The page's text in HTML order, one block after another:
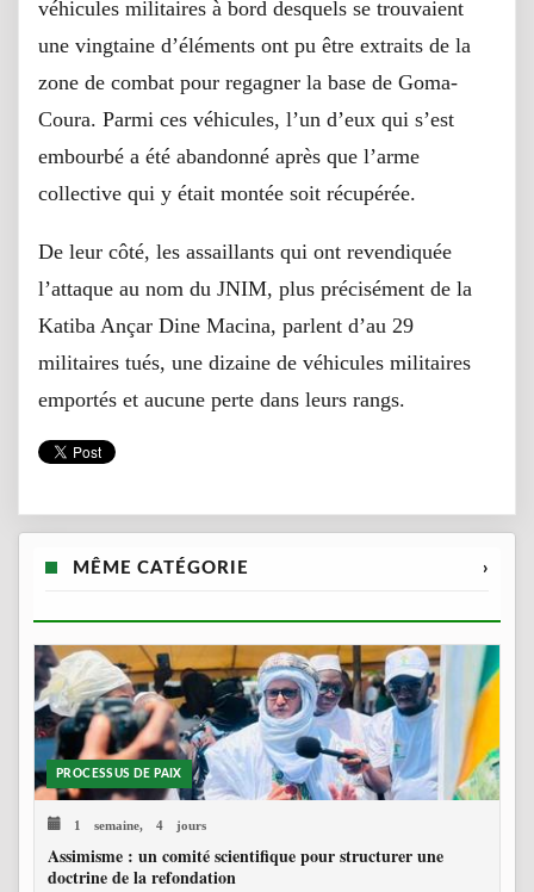
véhicules militaires à bord desquels se trouvaient
une vingtaine d’éléments ont pu être extraits de la
zone de combat pour regagner la base de Goma-
Coura. Parmi ces véhicules, l’un d’eux qui s’est
embourbé a été abandonné après que l’arme
collective qui y était montée soit récupérée.
De leur côté, les assaillants qui ont revendiquée
l’attaque au nom du JNIM, plus précisément de la
Katiba Ançar Dine Macina, parlent d’au 29
militaires tués, une dizaine de véhicules militaires
emportés et aucune perte dans leurs rangs.
MÊME CATÉGORIE ›
PROCESSUS DE PAIX
1 semaine, 4 jours
Assimisme : un comité scientifique pour structurer une
doctrine de la refondation